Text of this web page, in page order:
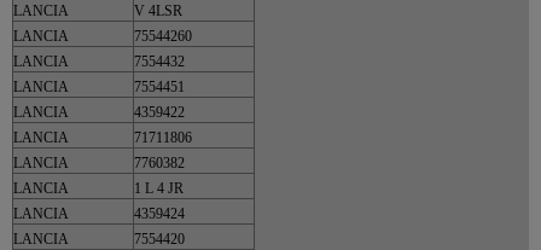
LANCIA
V 4LSR
LANCIA
75544260
LANCIA
7554432
LANCIA
7554451
LANCIA
4359422
LANCIA
71711806
LANCIA
7760382
LANCIA
1 L 4 JR
LANCIA
4359424
LANCIA
7554420